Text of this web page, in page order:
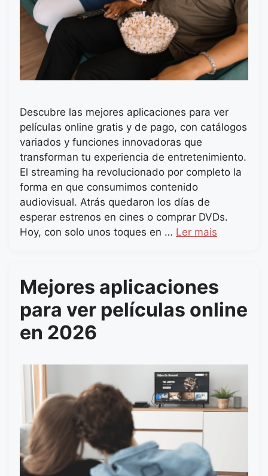
Descubre las mejores aplicaciones para ver
películas online gratis y de pago, con catálogos
variados y funciones innovadoras que
transforman tu experiencia de entretenimiento.
El streaming ha revolucionado por completo la
forma en que consumimos contenido
audiovisual. Atrás quedaron los días de
esperar estrenos en cines o comprar DVDs.
Hoy, con solo unos toques en … Ler mais
Mejores aplicaciones
para ver películas online
en 2026